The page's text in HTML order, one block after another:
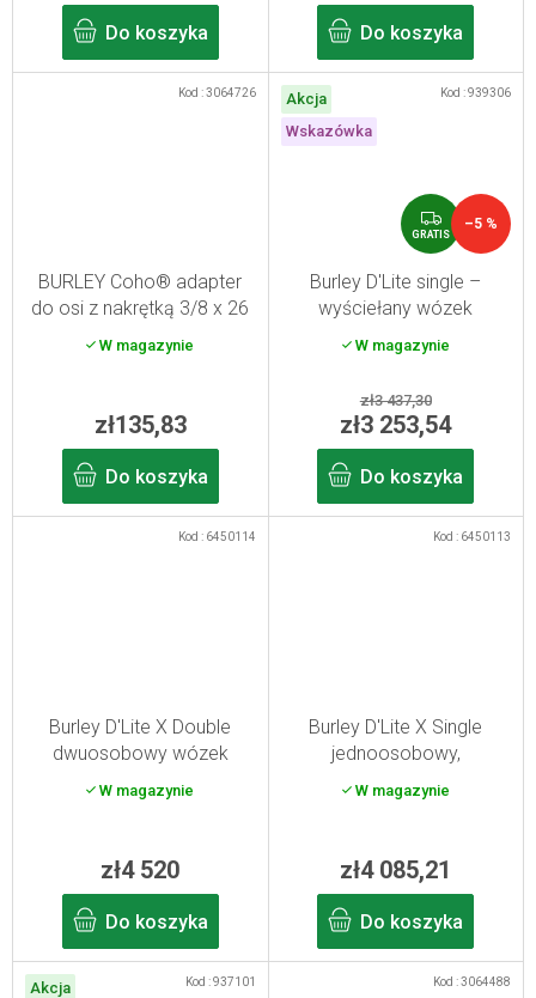
Do koszyka Do koszyka
BURLEY Coho® adapter
do osi z nakrętką 3/8 x 26
W magazynie
zł135,83
Do koszyka
Kod :3064726
Akcja
Wskazówka
G
R
A
T
I
S
GRATIS
–5 %
Burley D'Lite single –
wyściełany wózek
dziecięcy
W magazynie
zł3 437,30
zł3 253,54
Do koszyka
Kod :939306
Burley D'Lite X Double
dwuosobowy wózek
rowerowy dla dzieci (2024)
W magazynie
zł4 520
Do koszyka
Kod : 6450114
Burley D'Lite X Single
jednoosobowy,
amortyzowany wózek
dziecięcy (2024)
W magazynie
zł4 085,21
Do koszyka
Kod : 6450113
Akcja
Kod :937101 Kod :3064488